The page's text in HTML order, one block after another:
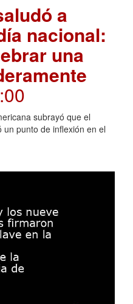
a
nacional:
una
subrayó que el
punto de inflexión en el